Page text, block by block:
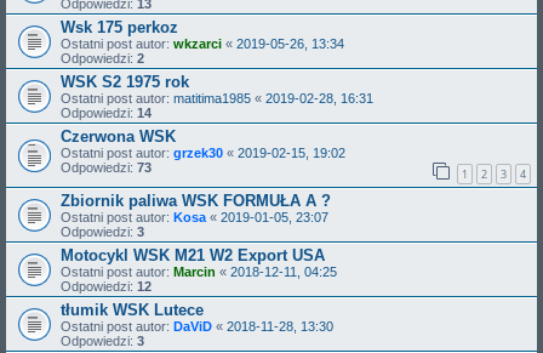
Odpowiedzi: 13
Wsk 175 perkoz
Ostatni post autor: wkzarci « 2019-05-26, 13:34
Odpowiedzi: 2
WSK S2 1975 rok
Ostatni post autor: matitima1985 « 2019-02-28, 16:31
Odpowiedzi: 14
Czerwona WSK
Ostatni post autor: grzek30 « 2019-02-15, 19:02
Odpowiedzi: 73 1 2 3 4
Zbiornik paliwa WSK FORMUŁA A ?
Ostatni post autor: Kosa « 2019-01-05, 23:07
Odpowiedzi: 3
Motocykl WSK M21 W2 Export USA
Ostatni post autor: Marcin « 2018-12-11, 04:25
Odpowiedzi: 12
tłumik WSK Lutece
Ostatni post autor: DaViD « 2018-11-28, 13:30
Odpowiedzi: 3